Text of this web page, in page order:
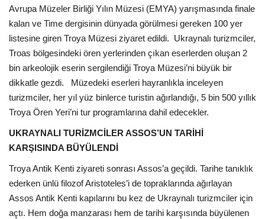
Avrupa Müzeler Birliği Yılın Müzesi (EMYA) yarışmasında finale
kalan ve Time dergisinin dünyada görülmesi gereken 100 yer
listesine giren Troya Müzesi ziyaret edildi. Ukraynalı turizmciler,
Troas bölgesindeki ören yerlerinden çıkan eserlerden oluşan 2
bin arkeolojik eserin sergilendiği Troya Müzesi’ni büyük bir
dikkatle gezdi. Müzedeki eserleri hayranlıkla inceleyen
turizmciler, her yıl yüz binlerce turistin ağırlandığı, 5 bin 500 yıllık
Troya Ören Yeri’ni tur programlarına dahil edecekler.
UKRAYNALI TURİZMCİLER ASSOS’UN TARİHİ
KARŞISINDA BÜYÜLENDİ
Troya Antik Kenti ziyareti sonrası Assos’a geçildi. Tarihe tanıklık
ederken ünlü filozof Aristoteles’i de topraklarında ağırlayan
Assos Antik Kenti kapılarını bu kez de Ukraynalı turizmciler için
açtı. Hem doğa manzarası hem de tarihi karşısında büyülenen